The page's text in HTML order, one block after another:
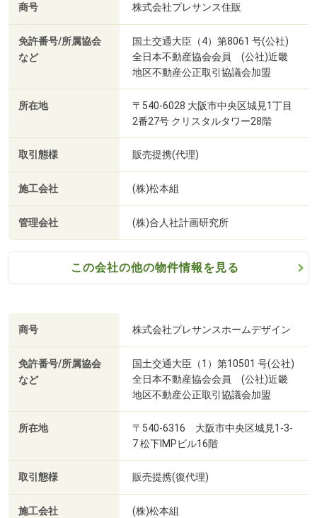
商号 株式会社プレサンス住販
免許番号/所属協会
など
国土交通大臣（4）第8061 号(公社)
全日本不動産協会会員 (公社)近畿
地区不動産公正取引協議会加盟
所在地
〒540-6028 大阪市中央区城見1丁目
2番27号 クリスタルタワー28階
取引態様 販売提携(代理)
施工会社 (株)松本組
管理会社 (株)合人社計画研究所
この会社の他の物件情報を見る
商号 株式会社プレサンスホームデザイン
免許番号/所属協会
など
国土交通大臣（1）第10501 号(公社)
全日本不動産協会会員 (公社)近畿
地区不動産公正取引協議会加盟
所在地
〒540-6316 大阪市中央区城見1-3-
7 松下IMPビル16階
取引態様 販売提携(復代理)
施工会社 (株)松本組